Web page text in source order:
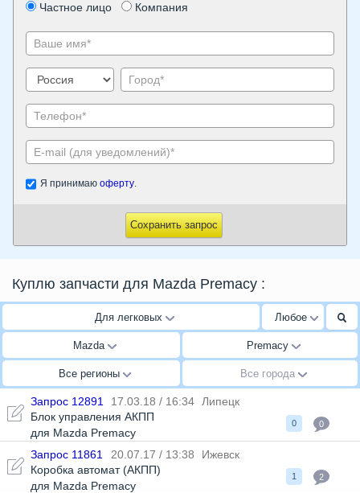
Частное лицо Компания
Я принимаю оферту.
Сохранить запрос
Куплю запчасти для Mazda Premacy :
Для легковых Любое
Mazda Premacy
Все регионы Все города
Запрос 12891 17.03.18 / 16:34
Липецк
Блок управления АКПП
для Mazda Premacy
0 0
Запрос 11861 20.07.17 / 13:38
Ижевск
Коробка автомат (АКПП)
для Mazda Premacy
1 2